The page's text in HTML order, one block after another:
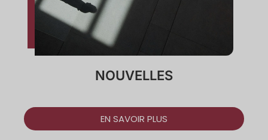
NOUVELLES
EN SAVOIR PLUS